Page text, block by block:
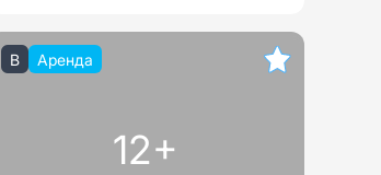
B Аренда
12+